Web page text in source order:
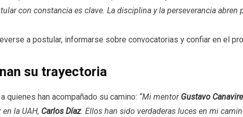
con constancia es clave. La disciplina y la perseverancia abren
a postular, informarse sobre convocatorias y confiar en el
su trayectoria
quienes han acompañado su camino: “Mi mentor Gustavo Canavire
la UAH, Carlos Díaz. Ellos han sido verdaderas luces en mi